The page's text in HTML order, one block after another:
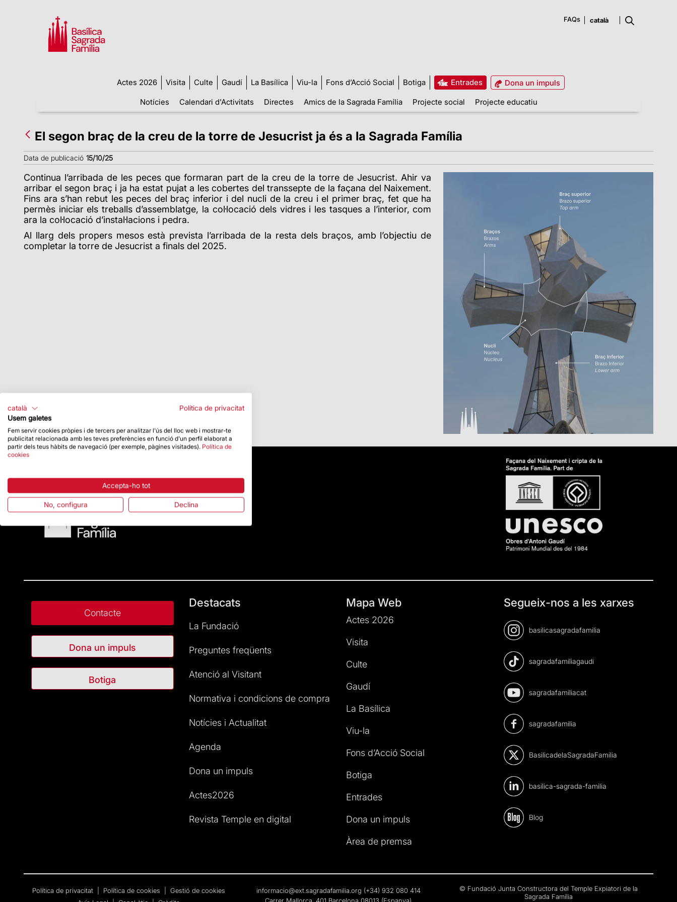
FAQs
Actes 2026 Visita Culte Gaudí La Basílica Viu-la Fons d’Acció Social Botiga Entrades
Dona un impuls
Notícies
Calendari d'Activitats Directes Amics de la Sagrada Família Projecte social Projecte educatiu
El segon braç de la creu de la torre de Jesucrist ja és a la Sagrada Família
Data de publicació 15/10/25
Continua l’arribada de les peces que formaran part de la creu de la torre de Jesucrist. Ahir va
arribar el segon braç i ja ha estat pujat a les cobertes del transsepte de la façana del Naixement.
Fins ara s’han rebut les peces del braç inferior i del nucli de la creu i el primer braç, fet que ha
permès iniciar els treballs d’assemblatge, la col·locació dels vidres i les tasques a l’interior, com
ara la col·locació d’instal·lacions i pedra.
Al llarg dels propers mesos està prevista l’arribada de la resta dels braços, amb l’objectiu de
completar la torre de Jesucrist a finals del 2025.
Contacte
Dona un impuls
Botiga
Destacats
La Fundació
Preguntes freqüents
Atenció al Visitant
Normativa i condicions de compra
Notícies i Actualitat
Agenda
Dona un impuls
Actes2026
Revista Temple en digital
Mapa Web
Actes 2026
Visita
Culte
Gaudí
La Basílica
Viu-la
Fons d’Acció Social
Botiga
Entrades
Dona un impuls
Àrea de premsa
Segueix-nos a les xarxes
basilicasagradafamilia
sagradafamiliagaudi
sagradafamiliacat
sagradafamilia
BasilicadelaSagradaFamilia
basilica-sagrada-familia
Blog
Política de privacitat Política de cookies
Gestió de cookies
informacio@ext.sagradafamilia.org (+34) 932 080 414
Carrer Mallorca, 401 Barcelona 08013 (Espanya)
© Fundació Junta Constructora del Temple Expiatori de la
Sagrada Família
català
Política de privacitat
Usem galetes
Fem servir cookies pròpies i de tercers per analitzar l'ús del lloc web i mostrar-te
publicitat relacionada amb les teves preferències en funció d'un perfil elaborat a
partir dels teus hàbits de navegació (per exemple, pàgines visitades). Política de
cookies
Accepta-ho tot
No, configura Declina